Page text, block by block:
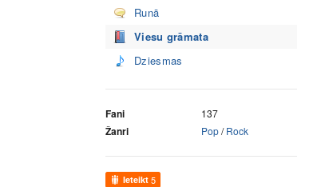
Runā
Viesu grāmata
Dziesmas
Fani 137
Žanri Pop/Rock
Ieteikt 5